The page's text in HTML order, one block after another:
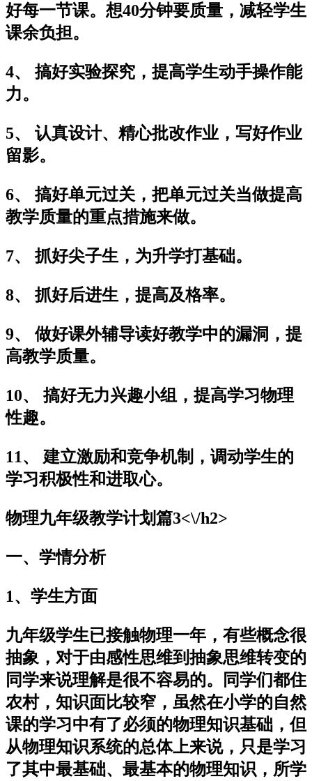
好每一节课。想40分钟要质量，减轻学生
课余负担。
4、 搞好实验探究，提高学生动手操作能
力。
5、 认真设计、精心批改作业，写好作业
留影。
6、 搞好单元过关，把单元过关当做提高
教学质量的重点措施来做。
7、 抓好尖子生，为升学打基础。
8、 抓好后进生，提高及格率。
9、 做好课外辅导读好教学中的漏洞，提
高教学质量。
10、 搞好无力兴趣小组，提高学习物理
性趣。
11、 建立激励和竞争机制，调动学生的
学习积极性和进取心。
物理九年级教学计划篇3<\/h2>
一、学情分析
1、学生方面
九年级学生已接触物理一年，有些概念很
抽象，对于由感性思维到抽象思维转变的
同学来说理解是很不容易的。同学们都住
农村，知识面比较窄，虽然在小学的自然
课的学习中有了必须的物理知识基础，但
从物理知识系统的总体上来说，只是学习
了其中最基础、最基本的物理知识，所学